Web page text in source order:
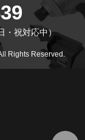
・祝対応中）
Rights Reserved.